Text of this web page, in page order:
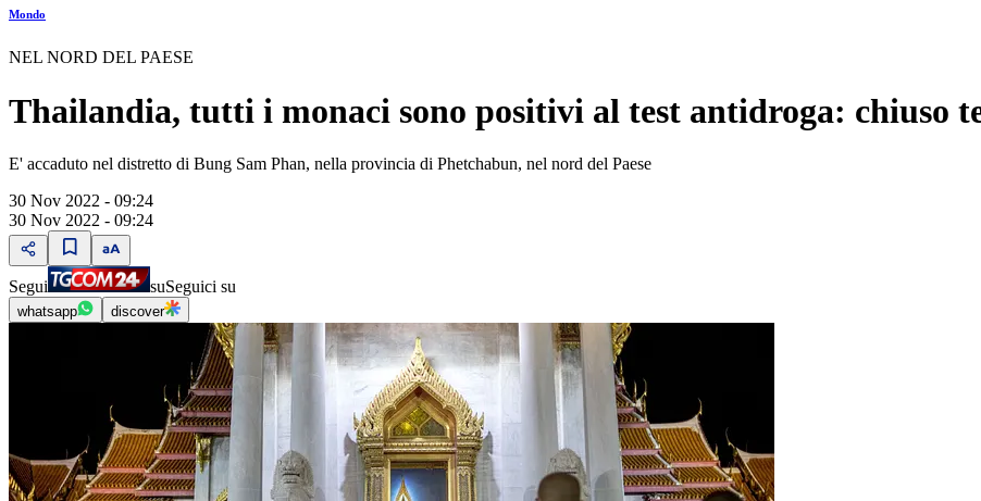
Mondo
NEL NORD DEL PAESE
Thailandia, tutti i monaci sono positivi al test antidroga: chiuso
E' accaduto nel distretto di Bung Sam Phan, nella provincia di Phetchabun, nel nord del Paese
30 Nov 2022 - 09:24
30 Nov 2022 - 09:24
Segui suSeguici su
whatsapp discover